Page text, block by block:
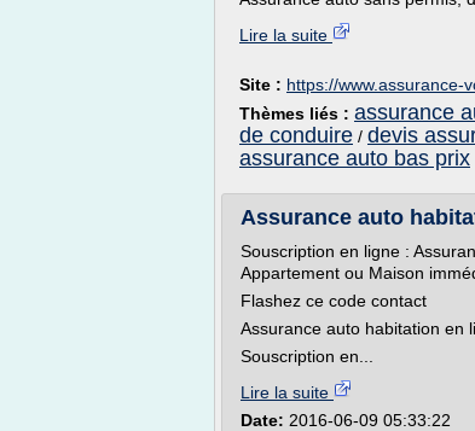
Lire la suite
Site : https://www.assurance-
Thèmes liés : assurance
de conduire / devis
assurance auto bas prix
Assurance auto
Souscription en ligne :
Appartement ou Maison
Flashez ce code contact
Assurance auto habitation en
Souscription en...
Lire la suite
Date: 2016-06-09 05:33:22